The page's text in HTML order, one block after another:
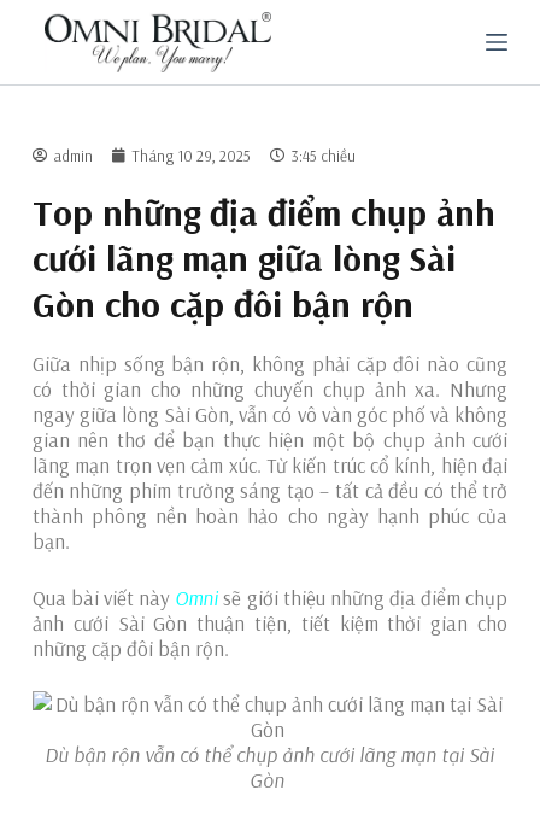
y
đ
d
u
g
admin Tháng 10 29, 2025 3:45 chiều
Top những địa điểm chụp ảnh
cưới lãng mạn giữa lòng Sài
Gòn cho cặp đôi bận rộn
Giữa nhịp sống bận rộn, không phải cặp đôi nào cũng
có thời gian cho những chuyến chụp ảnh xa. Nhưng
ngay giữa lòng Sài Gòn, vẫn có vô vàn góc phố và không
gian nên thơ để bạn thực hiện một bộ chụp ảnh cưới
lãng mạn trọn vẹn cảm xúc. Từ kiến trúc cổ kính, hiện đại
đến những phim trường sáng tạo – tất cả đều có thể trở
thành phông nền hoàn hảo cho ngày hạnh phúc của
bạn.
Qua bài viết này Omnisẽ giới thiệu những địa điểm chụp
ảnh cưới Sài Gòn thuận tiện, tiết kiệm thời gian cho
những cặp đôi bận rộn.
Dù bận rộn vẫn có thể chụp ảnh cưới lãng mạn tại Sài
Gòn